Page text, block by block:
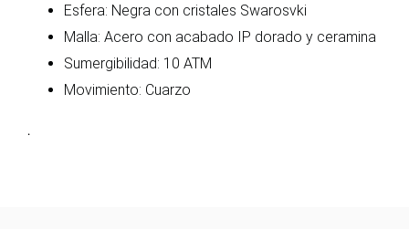
Esfera: Negra con cristales Swarosvki
Malla: Acero con acabado IP dorado y ceramina
Sumergibilidad: 10 ATM
Movimiento: Cuarzo
.